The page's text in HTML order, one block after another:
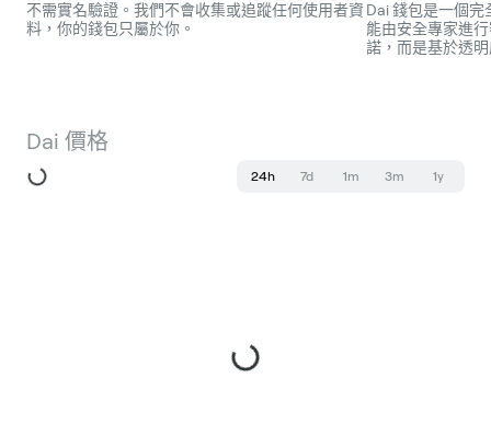
不需實名驗證。我們不會收集或追蹤任何使用者資
料，你的錢包只屬於你。
Dai 錢包是一個
能由安全專家進
諾，而是基於透
Dai 價格
24h 7d 1m 3m 1y